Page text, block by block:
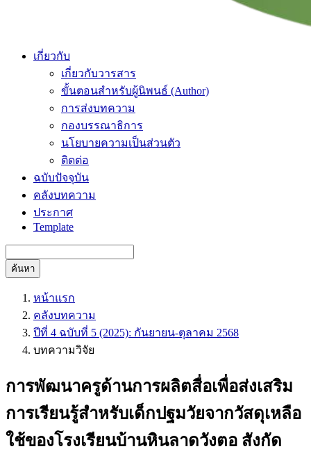
เกี่ยวกับ
เกี่ยวกับวารสาร
ขั้นตอนสำหรับผู้นิพนธ์ (Author)
การส่งบทความ
กองบรรณาธิการ
นโยบายความเป็นส่วนตัว
ติดต่อ
ฉบับปัจจุบัน
คลังบทความ
ประกาศ
Template
ค้นหา
หน้าแรก
คลังบทความ
ปีที่ 4 ฉบับที่ 5 (2025): กันยายน-ตุลาคม 2568
บทความวิจัย
การพัฒนาครูด้านการผลิตสื่อเพื่อส่งเสริม
การเรียนรู้สำหรับเด็กปฐมวัยจากวัสดุเหลือ
ใช้ของโรงเรียนบ้านหินลาดวังตอ สังกัด